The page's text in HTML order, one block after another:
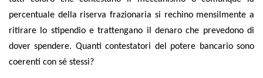
percentuale della riserva frazionaria si rechino mensilmente a
ritirare lo stipendio e trattengano il denaro che prevedono di
dover spendere. Quanti contestatori del potere bancario sono
coerenti con sé stessi?